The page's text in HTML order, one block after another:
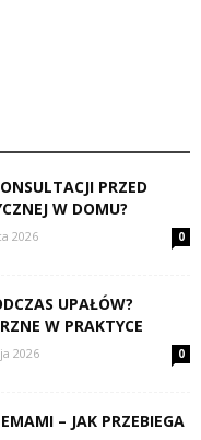
PRZED
W DOMU?
2026 0
UPAŁÓW?
W PRAKTYCE
2026 0
– JAK PRZEBIEGA